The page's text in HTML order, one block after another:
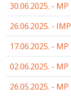
30.06.2025. - MP
26.06.2025. - IMP
17.06.2025. - MP
02.06.2025. - MP
26.05.2025. - MP